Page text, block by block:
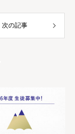
次の記事